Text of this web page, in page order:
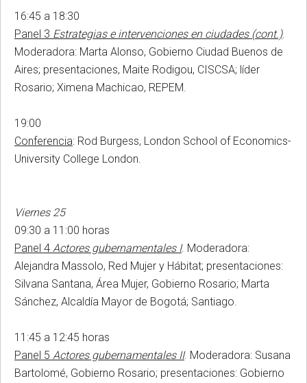
16:45 a 18:30
Panel 3 Estrategias e intervenciones en ciudades (cont.).
Moderadora: Marta Alonso, Gobierno Ciudad Buenos de
Aires; presentaciones, Maite Rodigou, CISCSA; líder
Rosario; Ximena Machicao, REPEM.
19:00
Conferencia: Rod Burgess, London School of Economics-
University College London.
Viernes 25
09:30 a 11:00 horas
Panel 4 Actores gubernamentales I. Moderadora:
Alejandra Massolo, Red Mujer y Hábitat; presentaciones:
Silvana Santana, Área Mujer, Gobierno Rosario; Marta
Sánchez, Alcaldía Mayor de Bogotá; Santiago.
11:45 a 12:45 horas
Panel 5 Actores gubernamentales II. Moderadora: Susana
Bartolomé, Gobierno Rosario; presentaciones: Gobierno